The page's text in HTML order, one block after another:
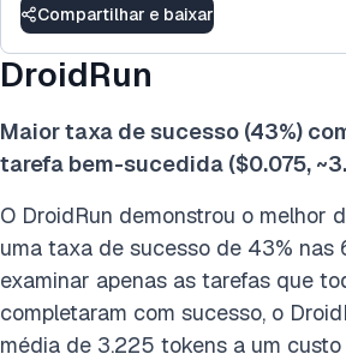
Compartilhar e baixar
DroidRun
Maior taxa de sucesso (43%)
tarefa bem-sucedida ($0.075,
O DroidRun demonstrou o melhor
uma taxa de sucesso de 43% nas
examinar apenas as tarefas que
completaram com sucesso, o
média de 3.225 tokens a um